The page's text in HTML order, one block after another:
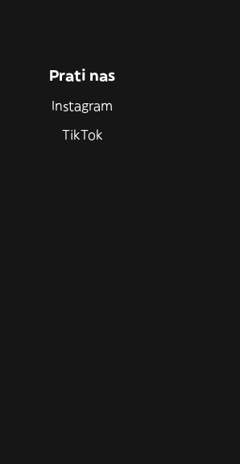
Prati nas
Instagram
TikTok